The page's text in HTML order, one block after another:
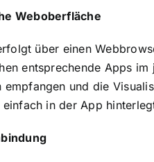
Weboberfläche
über einen
entsprechende Apps
empfangen und die
in der App